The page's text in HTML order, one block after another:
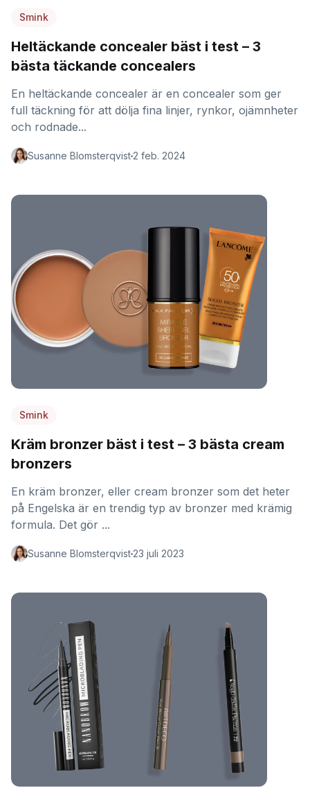
Smink
Heltäckande concealer bäst i test – 3
bästa täckande concealers
En heltäckande concealer är en concealer som ger
full täckning för att dölja fina linjer, rynkor, ojämnheter
och rodnade...
Susanne Blomsterqvist 2 feb. 2024
Smink
Kräm bronzer bäst i test – 3 bästa cream
bronzers
En kräm bronzer, eller cream bronzer som det heter
på Engelska är en trendig typ av bronzer med krämig
formula. Det gör ...
Susanne Blomsterqvist 23 juli 2023